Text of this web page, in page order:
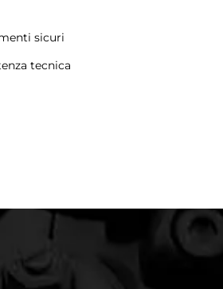
sicuri
tecnica